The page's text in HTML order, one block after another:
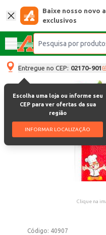
Baixe nosso novo
exclusivos
Entregue no CEP: 02170-901
Escolha uma loja ou informe seu
CEP para ver ofertas da sua
região
INFORMAR LOCALIZAÇÃO
Clique na
Código: 40907